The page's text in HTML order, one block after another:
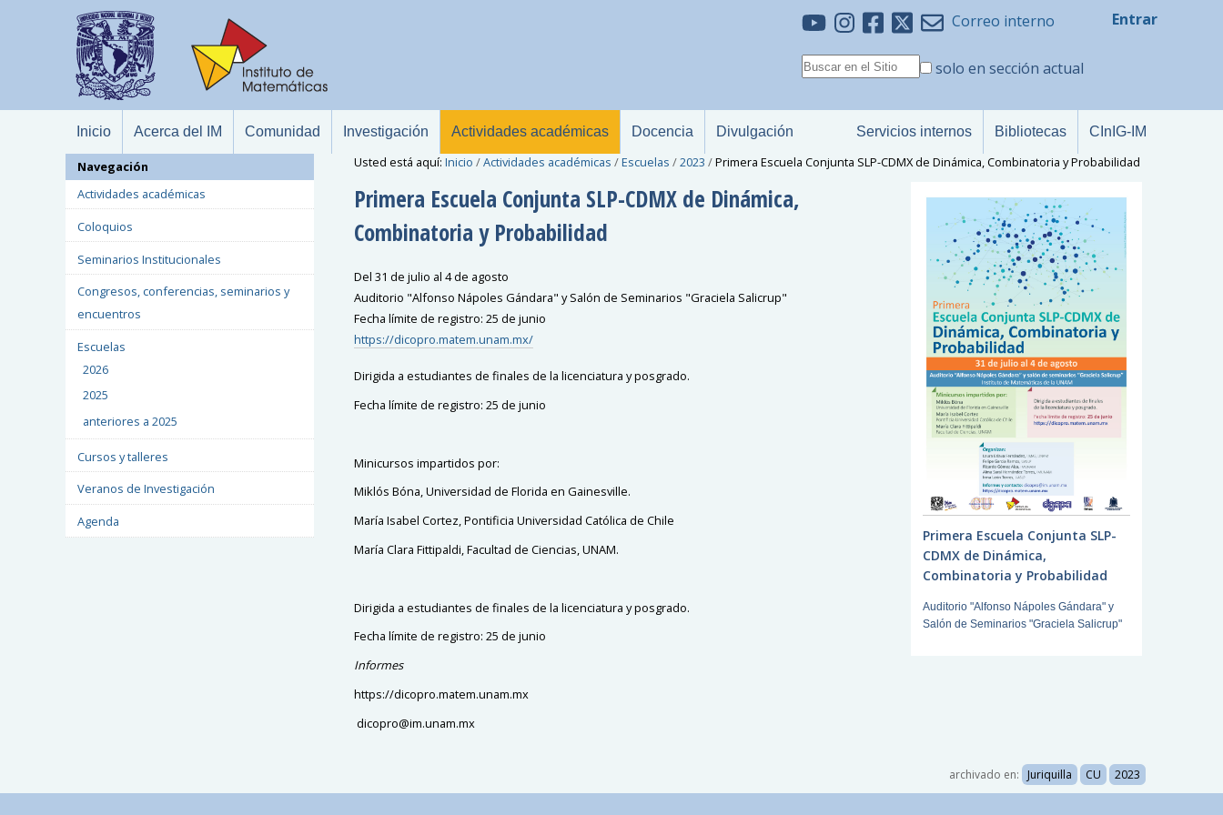
Correo interno
solo en sección actual
Entrar
Inicio Acerca del IM Comunidad Investigación Actividades académicas Docencia Divulgación Servicios internos Bibliotecas CInIG-IM
Usted está aquí: Inicio /Actividades académicas /Escuelas /2023 /Primera Escuela Conjunta SLP-CDMX de Dinámica, Combinatoria y Probabilidad
Primera Escuela Conjunta SLP-CDMX de Dinámica,
Combinatoria y Probabilidad
Del 31 de julio al 4 de agosto
Auditorio "Alfonso Nápoles Gándara" y Salón de Seminarios "Graciela Salicrup"
Fecha límite de registro: 25 de junio
https://dicopro.matem.unam.mx/
Dirigida a estudiantes de finales de la licenciatura y posgrado.
Fecha límite de registro: 25 de junio
Minicursos impartidos por:
Miklós Bóna, Universidad de Florida en Gainesville.
María Isabel Cortez, Pontificia Universidad Católica de Chile
María Clara Fittipaldi, Facultad de Ciencias, UNAM.
Dirigida a estudiantes de finales de la licenciatura y posgrado.
Fecha límite de registro: 25 de junio
Informes
https://dicopro.matem.unam.mx
dicopro@im.unam.mx
Primera Escuela Conjunta SLP-
CDMX de Dinámica,
Combinatoria y Probabilidad
Auditorio "Alfonso Nápoles Gándara" y
Salón de Seminarios "Graciela Salicrup"
archivado en: Juriquilla CU 2023
Navegación
Actividades académicas
Coloquios
Seminarios Institucionales
Congresos, conferencias, seminarios y
encuentros
Escuelas
2026
2025
anteriores a 2025
Cursos y talleres
Veranos de Investigación
Agenda